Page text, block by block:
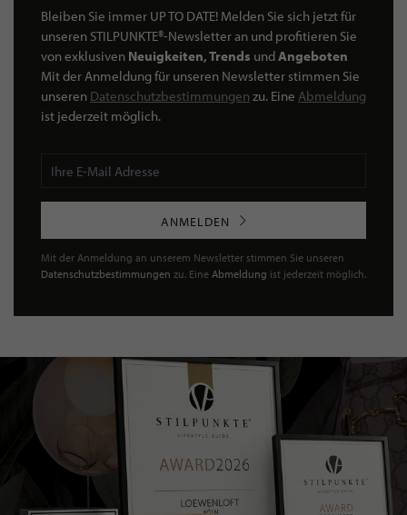
Bleiben Sie immer UP TO DATE! Melden Sie sich jetzt für
unseren STILPUNKTE®-Newsletter an und profitieren Sie
von exklusiven Neuigkeiten, Trends undAngeboten
Mit der Anmeldung für unseren Newsletter stimmen Sie
unseren Datenschutzbestimmungen zu. Eine Abmeldung
ist jederzeit möglich.
ANMELDEN
Mit der Anmeldung an unserem Newsletter stimmen Sie unseren
Datenschutzbestimmungen zu. Eine Abmeldung ist jederzeit möglich.